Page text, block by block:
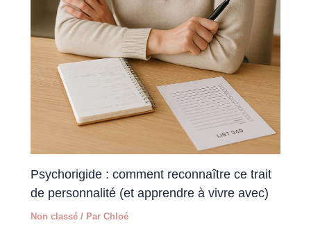
Psychorigide : comment reconnaître ce trait
de personnalité (et apprendre à vivre avec)
Non classé / ParChloé